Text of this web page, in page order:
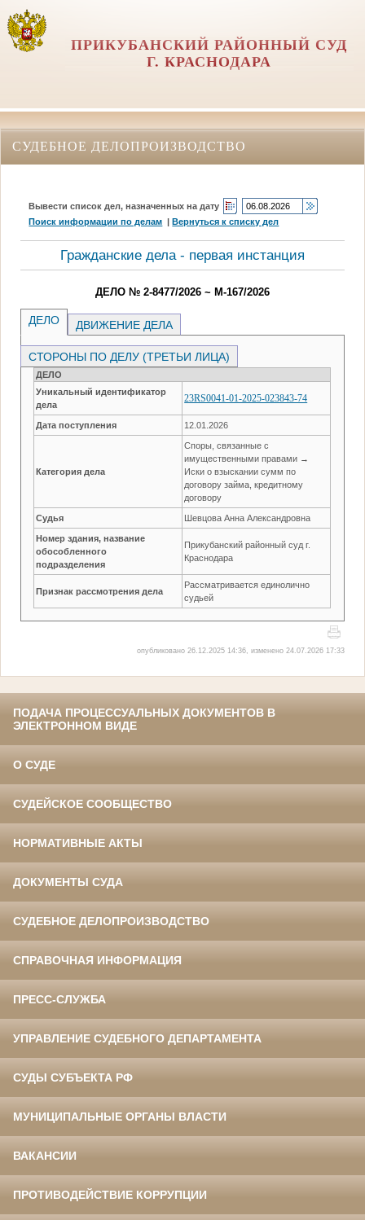
ПРИКУБАНСКИЙ РАЙОННЫЙ СУД
Г. КРАСНОДАРА
СУДЕБНОЕ ДЕЛОПРОИЗВОДСТВО
Вывести список дел, назначенных на дату
Поиск информации по делам |Вернуться к списку дел
Гражданские дела - первая инстанция
ДЕЛО № 2-8477/2026 ~ М-167/2026
ДЕЛО ДВИЖЕНИЕ ДЕЛА
СТОРОНЫ ПО ДЕЛУ (ТРЕТЬИ ЛИЦА)
ДЕЛО
Уникальный идентификатор
дела
23RS0041-01-2025-023843-74
Дата поступления 12.01.2026
Категория дела
Споры, связанные с
имущественными правами →
Иски о взыскании сумм по
договору займа, кредитному
договору
Судья Шевцова Анна Александровна
Номер здания, название
обособленного
подразделения
Прикубанский районный суд г.
Краснодара
Признак рассмотрения дела
Рассматривается единолично
судьей
опубликовано 26.12.2025 14:36, изменено 24.07.2026 17:33
ПОДАЧА ПРОЦЕССУАЛЬНЫХ ДОКУМЕНТОВ В
ЭЛЕКТРОННОМ ВИДЕ
О СУДЕ
СУДЕЙСКОЕ СООБЩЕСТВО
НОРМАТИВНЫЕ АКТЫ
ДОКУМЕНТЫ СУДА
СУДЕБНОЕ ДЕЛОПРОИЗВОДСТВО
СПРАВОЧНАЯ ИНФОРМАЦИЯ
ПРЕСС-СЛУЖБА
УПРАВЛЕНИЕ СУДЕБНОГО ДЕПАРТАМЕНТА
СУДЫ СУБЪЕКТА РФ
МУНИЦИПАЛЬНЫЕ ОРГАНЫ ВЛАСТИ
ВАКАНСИИ
ПРОТИВОДЕЙСТВИЕ КОРРУПЦИИ